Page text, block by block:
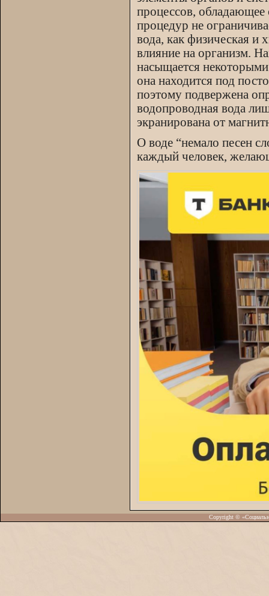
процессов,
процедур не
вода, как физическая и
влияние на организм.
насыщается
она находится под
поэтому подвержена
водопроводная вода
экранирована от
О воде “немало песен
каждый человек,
Copyright ©